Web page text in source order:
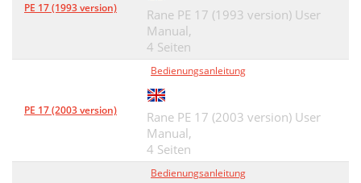
PE 17 (1993 version)
Rane PE 17 (1993 version) User
Manual,
4 Seiten
PE 17 (2003 version)
Bedienungsanleitung
Rane PE 17 (2003 version) User
Manual,
4 Seiten
Bedienungsanleitung